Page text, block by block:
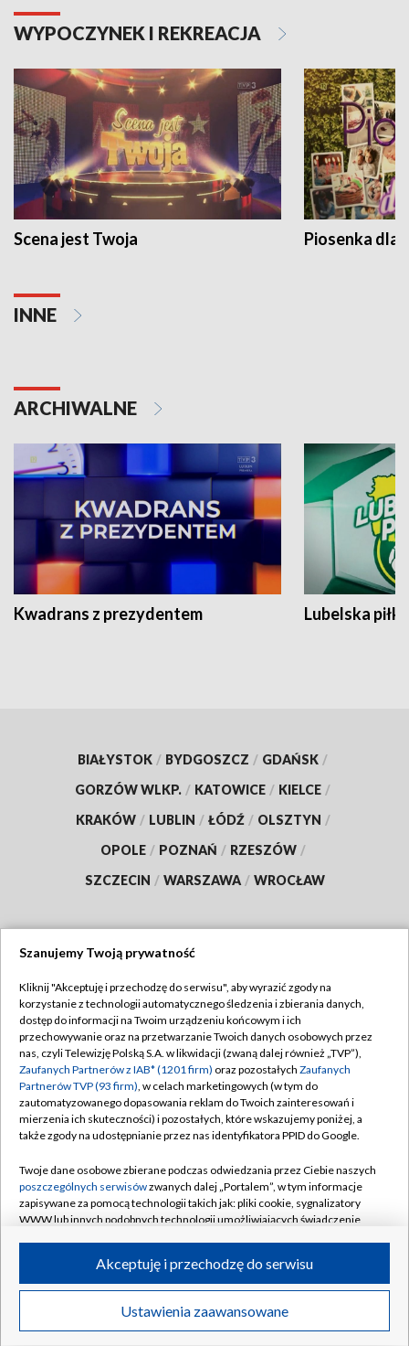
WYPOCZYNEK I REKREACJA
Scena jest Twoja Piosenka dla
INNE
ARCHIWALNE
Kwadrans z prezydentem Lubelska piłka
BIAŁYSTOK / BYDGOSZCZ / GDAŃSK /
GORZÓW WLKP. / KATOWICE / KIELCE /
KRAKÓW / LUBLIN / ŁÓDŹ / OLSZTYN /
OPOLE / POZNAŃ / RZESZÓW /
SZCZECIN / WARSZAWA / WROCŁAW
TVP
Abonament TVP
Emisja w TVP
Centrum informacji TVP
Naziemna Telewizja Cyfrowa
Rada Programowa
System NOS
Informacje o nadawcy
Program dla prasy
Ogłoszenie przetargowe
Regulamin TVP
Polityka prywatności
Moje zgody
Pomoc
Kontakt
Kanały
©2026 Telewizja Polska S.A. w likwidacji
Szanujemy Twoją prywatność
Kliknij "Akceptuję i przechodzę do serwisu", aby wyrazić zgody na
korzystanie z technologii automatycznego śledzenia i zbierania danych,
dostęp do informacji na Twoim urządzeniu końcowym i ich
przechowywanie oraz na przetwarzanie Twoich danych osobowych przez
nas, czyli Telewizję Polską S.A. w likwidacji (zwaną dalej również „TVP”),
Zaufanych Partnerów z IAB* (1201 firm) oraz pozostałych Zaufanych
Partnerów TVP (93 firm), w celach marketingowych (w tym do
zautomatyzowanego dopasowania reklam do Twoich zainteresowań i
mierzenia ich skuteczności) i pozostałych, które wskazujemy poniżej, a
także zgody na udostępnianie przez nas identyfikatora PPID do Google.
Twoje dane osobowe zbierane podczas odwiedzania przez Ciebie naszych
poszczególnych serwisówzwanych dalej „Portalem”, w tym informacje
zapisywane za pomocą technologii takich jak: pliki cookie, sygnalizatory
WWW lub innych podobnych technologii umożliwiających świadczenie
ruchu w Internecie.
Twoje dane osobowe zbierane podczas odwiedzania przez Ciebie
poszczególnych serwisówna Portalu, takie jak adresy IP, identyfikatory
Ustawienia zaawansowane
Akceptuję i przechodzę do serwisu